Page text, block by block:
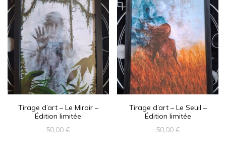
Tirage d’art – Le Miroir –
Édition limitée
50,00€
Tirage d’art – Le Seuil –
Édition limitée
50,00 €